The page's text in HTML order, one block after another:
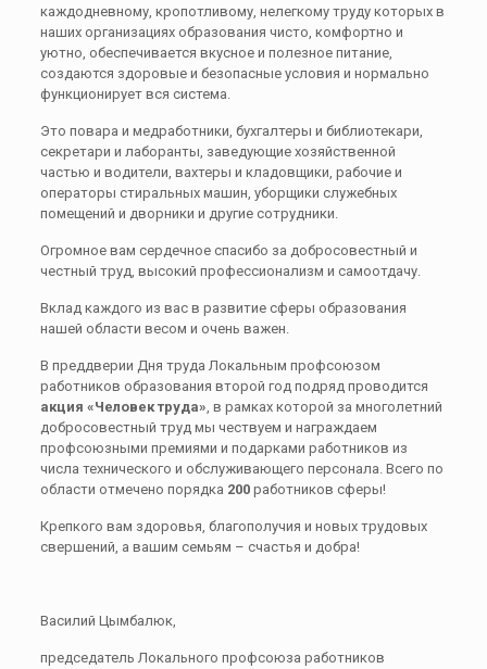
каждодневному, кропотливому, нелегкому труду которых в
наших организациях образования чисто, комфортно и
уютно, обеспечивается вкусное и полезное питание,
создаются здоровые и безопасные условия и нормально
функционирует вся система.
Это повара и медработники, бухгалтеры и библиотекари,
секретари и лаборанты, заведующие хозяйственной
частью и водители, вахтеры и кладовщики, рабочие и
операторы стиральных машин, уборщики служебных
помещений и дворники и другие сотрудники.
Огромное вам сердечное спасибо за добросовестный и
честный труд, высокий профессионализм и самоотдачу.
Вклад каждого из вас в развитие сферы образования
нашей области весом и очень важен.
В преддверии Дня труда Локальным профсоюзом
работников образования второй год подряд проводится
акция «Человек труда», в рамках которой за многолетний
добросовестный труд мы чествуем и награждаем
профсоюзными премиями и подарками работников из
числа технического и обслуживающего персонала. Всего по
области отмечено порядка 200работников сферы!
Крепкого вам здоровья, благополучия и новых трудовых
свершений, а вашим семьям – счастья и добра!
Василий Цымбалюк,
председатель Локального профсоюза работников